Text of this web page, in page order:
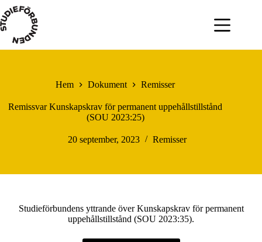
Hoppa
till
innehåll
Hem Dokument Remisser
Remissvar Kunskapskrav för permanent uppehållstillstånd
(SOU 2023:25)
20 september, 2023 Remisser
Studieförbundens yttrande över Kunskapskrav för permanent
uppehållstillstånd (SOU 2023:35).